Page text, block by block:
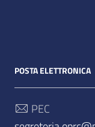
POSTA ELETTRONICA
PEC